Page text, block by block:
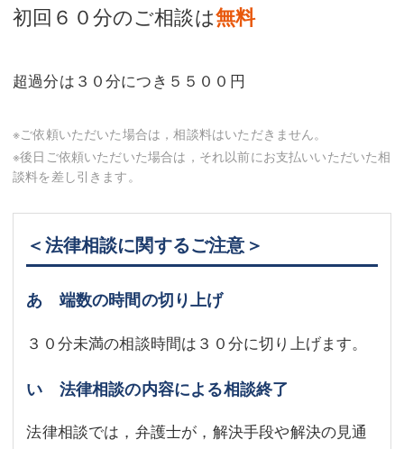
離婚（夫婦間トラブル）
労働問題（解雇，残業等）
交通事故
不動産登記
商業登記
調査・書面作成
債務整理
マスコミ取材・実績
企業法務
刑事弁護
不動産登記
商業登記
調査・書面作成
債務整理
マスコミ取材・実績
アクセス
初回６０分のご相談は無料
超過分は３０分につき５５００円
※ご依頼いただいた場合は，相談料はいただきません。
※後日ご依頼いただいた場合は，それ以前にお支払いいただいた相
談料を差し引きます。
＜法律相談に関するご注意＞
あ 端数の時間の切り上げ
３０分未満の相談時間は３０分に切り上げます。
い 法律相談の内容による相談終了
法律相談では，弁護士が，解決手段や解決の見通